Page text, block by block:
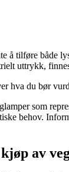
å tilføre både
uttrykk,
hva du bør
som
behov.
av